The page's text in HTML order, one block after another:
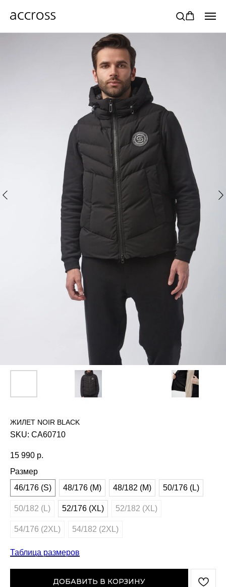
ЖИЛЕТ NOIR BLACK
SKU: CA60710
15 990 р.
Размер
46/176 (S)
48/176 (M) 48/182 (M) 50/176 (L)
50/182 (L) 52/176 (XL) 52/182 (XL)
54/176 (2XL) 54/182 (2XL)
Таблица размеров
ДОБАВИТЬ В КОРЗИНУ